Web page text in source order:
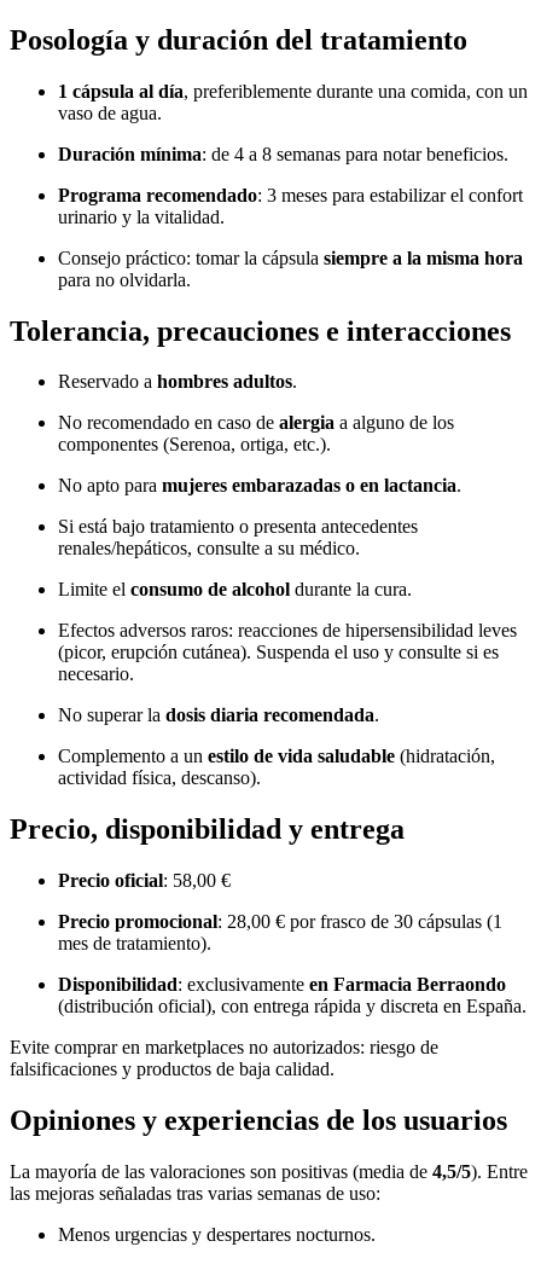
Posología y duración del tratamiento
1 cápsula al día, preferiblemente durante una comida, con un
vaso de agua.
Duración mínima: de 4 a 8 semanas para notar beneficios.
Programa recomendado: 3 meses para estabilizar el confort
urinario y la vitalidad.
Consejo práctico: tomar la cápsula siempre a la misma hora
para no olvidarla.
Tolerancia, precauciones e interacciones
Reservado a hombres adultos.
No recomendado en caso de alergia a alguno de los
componentes (Serenoa, ortiga, etc.).
No apto para mujeres embarazadas o en lactancia.
Si está bajo tratamiento o presenta antecedentes
renales/hepáticos, consulte a su médico.
Limite el consumo de alcohol durante la cura.
Efectos adversos raros: reacciones de hipersensibilidad leves
(picor, erupción cutánea). Suspenda el uso y consulte si es
necesario.
No superar la dosis diaria recomendada.
Complemento a un estilo de vida saludable (hidratación,
actividad física, descanso).
Precio, disponibilidad y entrega
Precio oficial: 58,00 €
Precio promocional: 28,00 € por frasco de 30 cápsulas (1
mes de tratamiento).
Disponibilidad: exclusivamente en Farmacia Berraondo
(distribución oficial), con entrega rápida y discreta en España.
Evite comprar en marketplaces no autorizados: riesgo de
falsificaciones y productos de baja calidad.
Opiniones y experiencias de los usuarios
La mayoría de las valoraciones son positivas (media de 4,5/5). Entre
las mejoras señaladas tras varias semanas de uso:
Menos urgencias y despertares nocturnos.